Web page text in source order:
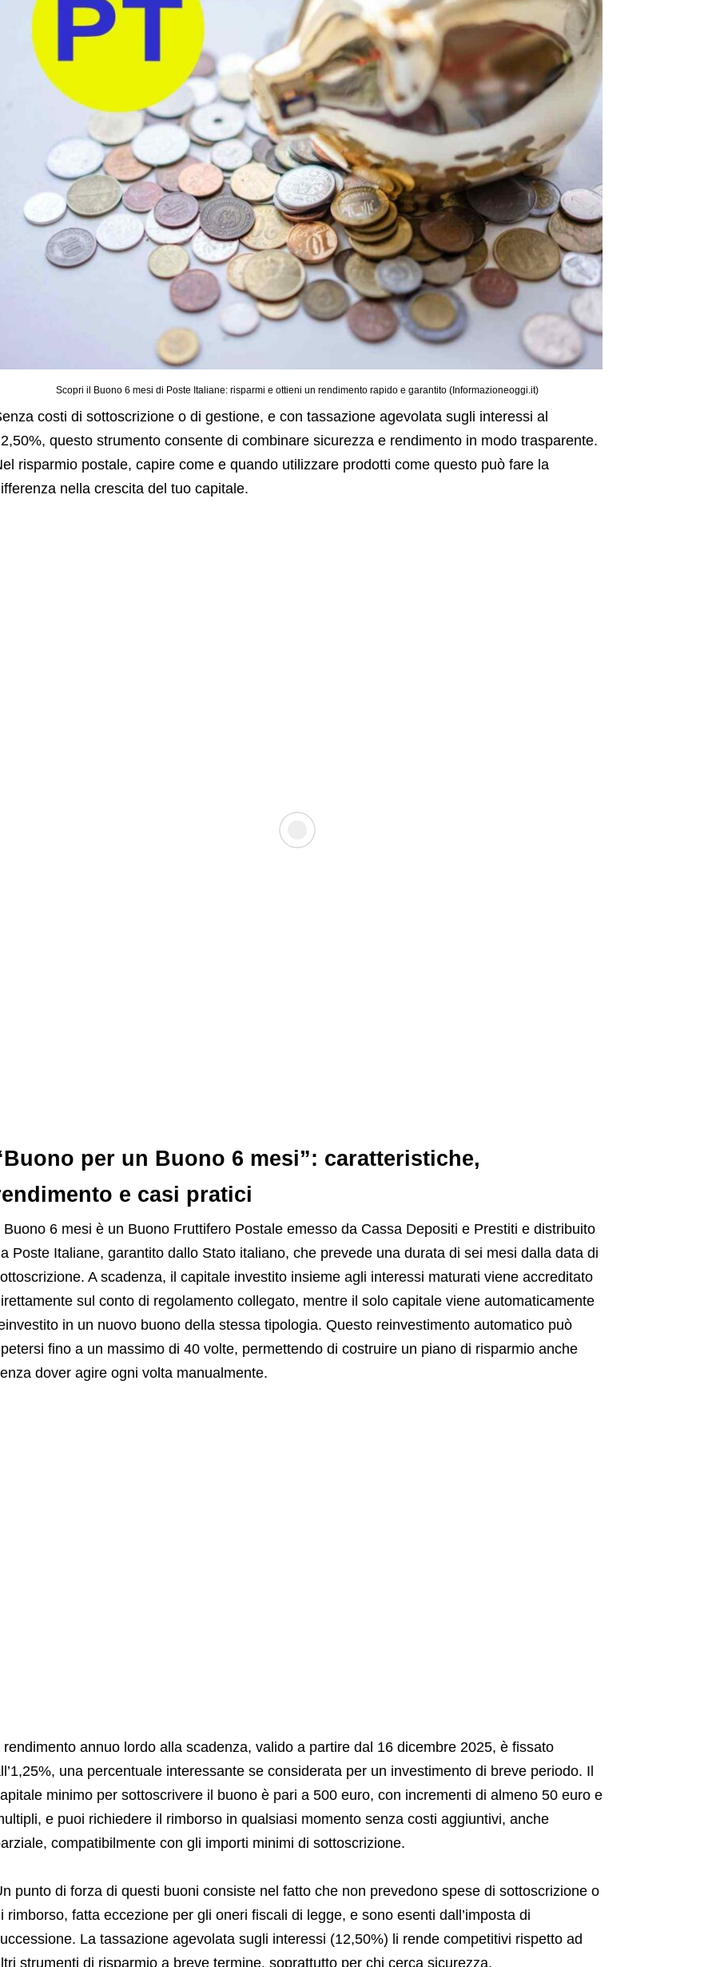
Scopri il Buono 6 mesi di Poste Italiane: risparmi e ottieni un rendimento rapido e garantito (Informazioneoggi.it)
costi di sottoscrizione o di gestione, e con tassazione agevolata sugli interessi al
questo strumento consente di combinare sicurezza e rendimento in modo trasparente.
risparmio postale, capire come e quando utilizzare prodotti come questo può fare la
nella crescita del tuo capitale.
per un Buono 6 mesi”: caratteristiche,
e casi pratici
Buono 6 mesi è un Buono Fruttifero Postale emesso da Cassa Depositi e Prestiti e distribuito
Poste Italiane, garantito dallo Stato italiano, che prevede una durata di sei mesi dalla data di
A scadenza, il capitale investito insieme agli interessi maturati viene accreditato
sul conto di regolamento collegato, mentre il solo capitale viene automaticamente
in un nuovo buono della stessa tipologia. Questo reinvestimento automatico può
fino a un massimo di 40 volte, permettendo di costruire un piano di risparmio anche
dover agire ogni volta manualmente.
rendimento annuo lordo alla scadenza, valido a partire dal 16 dicembre 2025, è fissato
una percentuale interessante se considerata per un investimento di breve periodo. Il
minimo per sottoscrivere il buono è pari a 500 euro, con incrementi di almeno 50 euro e
e puoi richiedere il rimborso in qualsiasi momento senza costi aggiuntivi, anche
compatibilmente con gli importi minimi di sottoscrizione.
punto di forza di questi buoni consiste nel fatto che non prevedono spese di sottoscrizione o
rimborso, fatta eccezione per gli oneri fiscali di legge, e sono esenti dall’imposta di
La tassazione agevolata sugli interessi (12,50%) li rende competitivi rispetto ad
strumenti di risparmio a breve termine, soprattutto per chi cerca sicurezza.